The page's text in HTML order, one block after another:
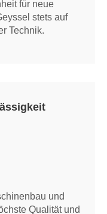
für neue
stets auf
Technik.
und
Qualität und